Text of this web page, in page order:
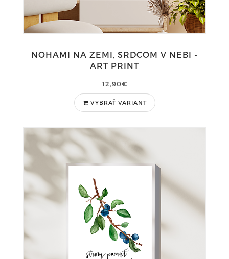
NOHAMI NA ZEMI, SRDCOM V NEBI -
ART PRINT
12,90€
VYBRAŤ VARIANT